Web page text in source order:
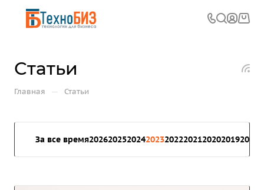
Статьи
Главная — Статьи
За все время202620252024202320222021202020192018